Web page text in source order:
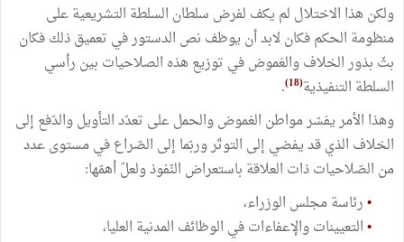
ولكن هذا الاختلال لم يكف لفرض سلطان السلطة التشريعية على
منظومة الحكم فكان لابد أن يوظف نص الدستور في تعميق ذلك فكان
بثّ بذور الخلاف والغموض في توزيع هذه الصلاحيات بين رأسي
السلطة التنفيذية(18)
.
‏وهذا الأمر يفسّر مواطن الغموض والحمل على تعدّد التأويل والدّفع إلى
الخلاف الذي قد يفضي إلى التوتّر وربّما إلى الصّراع في مستوى عدد
من الصّلاحيات ذات العلاقة باستعراض النّفوذ ولعلّ أهمّها:
•رئاسة مجلس الوزراء،
•التعيينات والإعفاءات في الوظائف المدنية العليا،